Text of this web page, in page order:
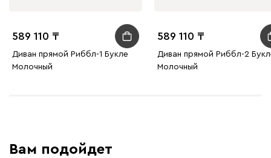
589 110
Диван прямой Риббл-1 Букле
Молочный
589 110
Диван прямой Риббл-2
Молочный
Вам подойдет